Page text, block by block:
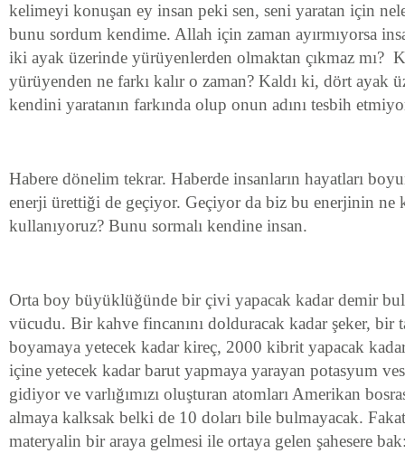
kelimeyi konuşan ey insan peki sen, seni yaratan için
bunu sordum kendime. Allah için zaman ayırmıyorsa
iki ayak üzerinde yürüyenlerden olmaktan çıkmaz mı?
yürüyenden ne farkı kalır o zaman? Kaldı ki, dört ayak
kendini yaratanın farkında olup onun adını tesbih
Habere dönelim tekrar. Haberde insanların hayatları
enerji ürettiği de geçiyor. Geçiyor da biz bu enerjinin ne
kullanıyoruz? Bunu sormalı kendine insan.
Orta boy büyüklüğünde bir çivi yapacak kadar demir
vücudu. Bir kahve fincanını dolduracak kadar şeker, bir
boyamaya yetecek kadar kireç, 2000 kibrit yapacak
içine yetecek kadar barut yapmaya yarayan potasyum
gidiyor ve varlığımızı oluşturan atomları Amerikan
almaya kalksak belki de 10 doları bile bulmayacak.
materyalin bir araya gelmesi ile ortaya gelen şahesere